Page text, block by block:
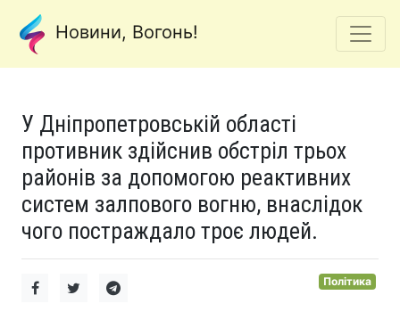
Новини, Вогонь!
У Дніпропетровській області
противник здійснив обстріл трьох
районів за допомогою реактивних
систем залпового вогню, внаслідок
чого постраждало троє людей.
Політика